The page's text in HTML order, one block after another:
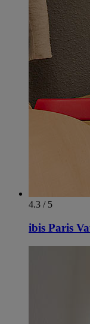
4.3 / 5
ibis Paris